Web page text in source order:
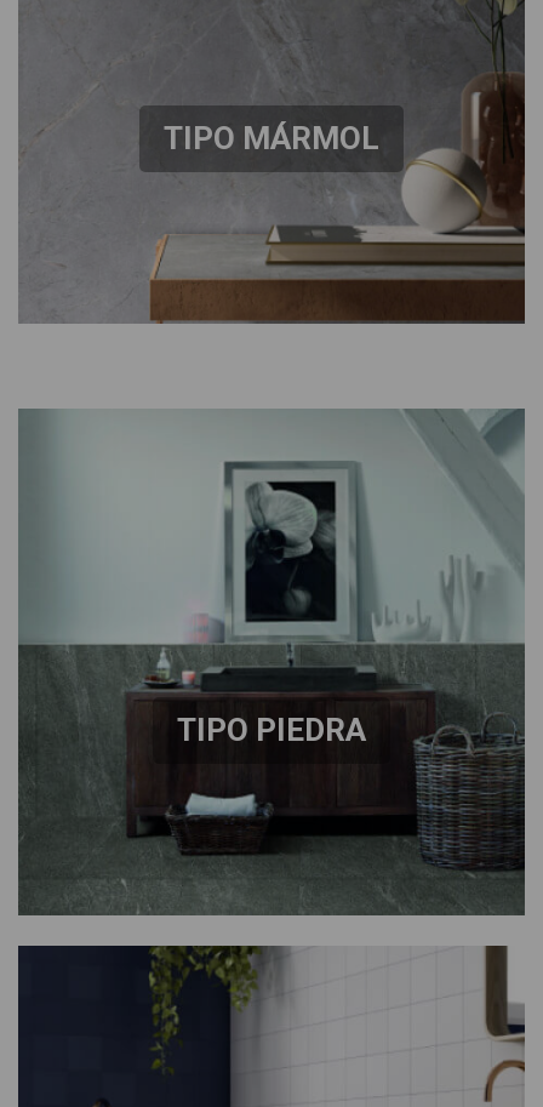
TIPO MÁRMOL
TIPO PIEDRA